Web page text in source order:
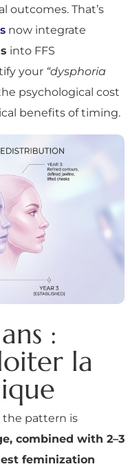
outcomes. That’s
now integrate
into FFS
your “dysphoria
psychological cost
benefits of timing.
:
la
the pattern is
combined with 2–3
feminization